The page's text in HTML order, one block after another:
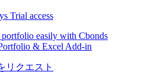
Trial access
easily with Cbonds
& Excel Add-in
リクエスト